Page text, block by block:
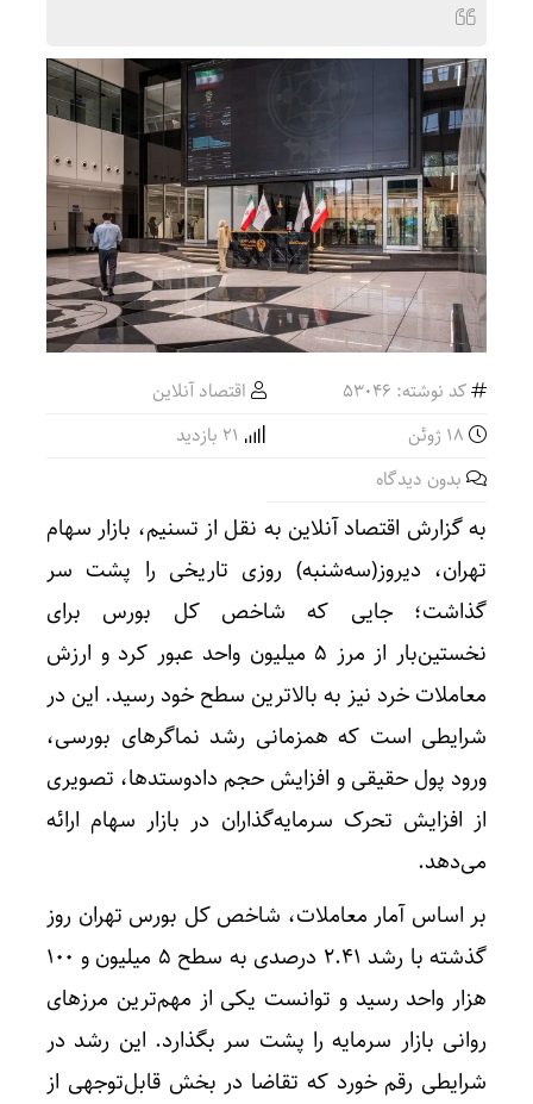
کد نوشته: 53046
اقتصاد آنلاین
بدون دیدگاه
به گزارش اقتصاد آنلاین به نقل از تسنیم، بازار سهام
تهران، دیروز(سه‌شنبه) روزی تاریخی را پشت سر
گذاشت؛ جایی که شاخص کل بورس برای
نخستین‌بار از مرز 5 میلیون واحد عبور کرد و ارزش
معاملات خرد نیز به بالاترین سطح خود رسید. این در
شرایطی است که همزمانی رشد نماگرهای بورسی،
ورود پول حقیقی و افزایش حجم دادوستدها، تصویری
از افزایش تحرک سرمایه‌گذاران در بازار سهام ارائه
می‌دهد.
بر اساس آمار معاملات، شاخص کل بورس تهران روز
گذشته با رشد 2.41 درصدی به سطح 5 میلیون و 100
هزار واحد رسید و توانست یکی از مهم‌ترین مرزهای
روانی بازار سرمایه را پشت سر بگذارد. این رشد در
شرایطی رقم خورد که تقاضا در بخش قابل‌توجهی از